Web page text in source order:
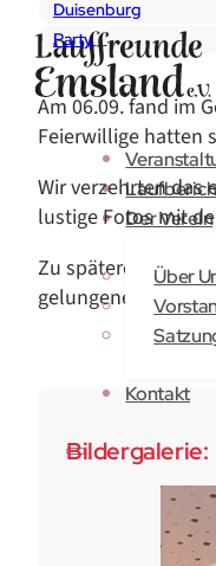
Der Verein
Über
Kontakt
Duisenburg
Party
Am 06.09. fand im
Feierwillige hatten
Wir verzehrten das
lustige Fotos mit
Zu späterer
gelungener Abend
Bildergalerie: